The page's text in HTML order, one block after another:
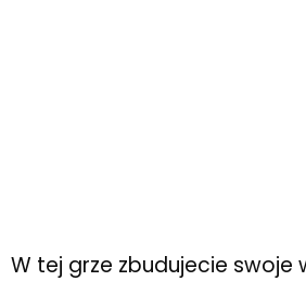
W tej grze zbudujecie swoje